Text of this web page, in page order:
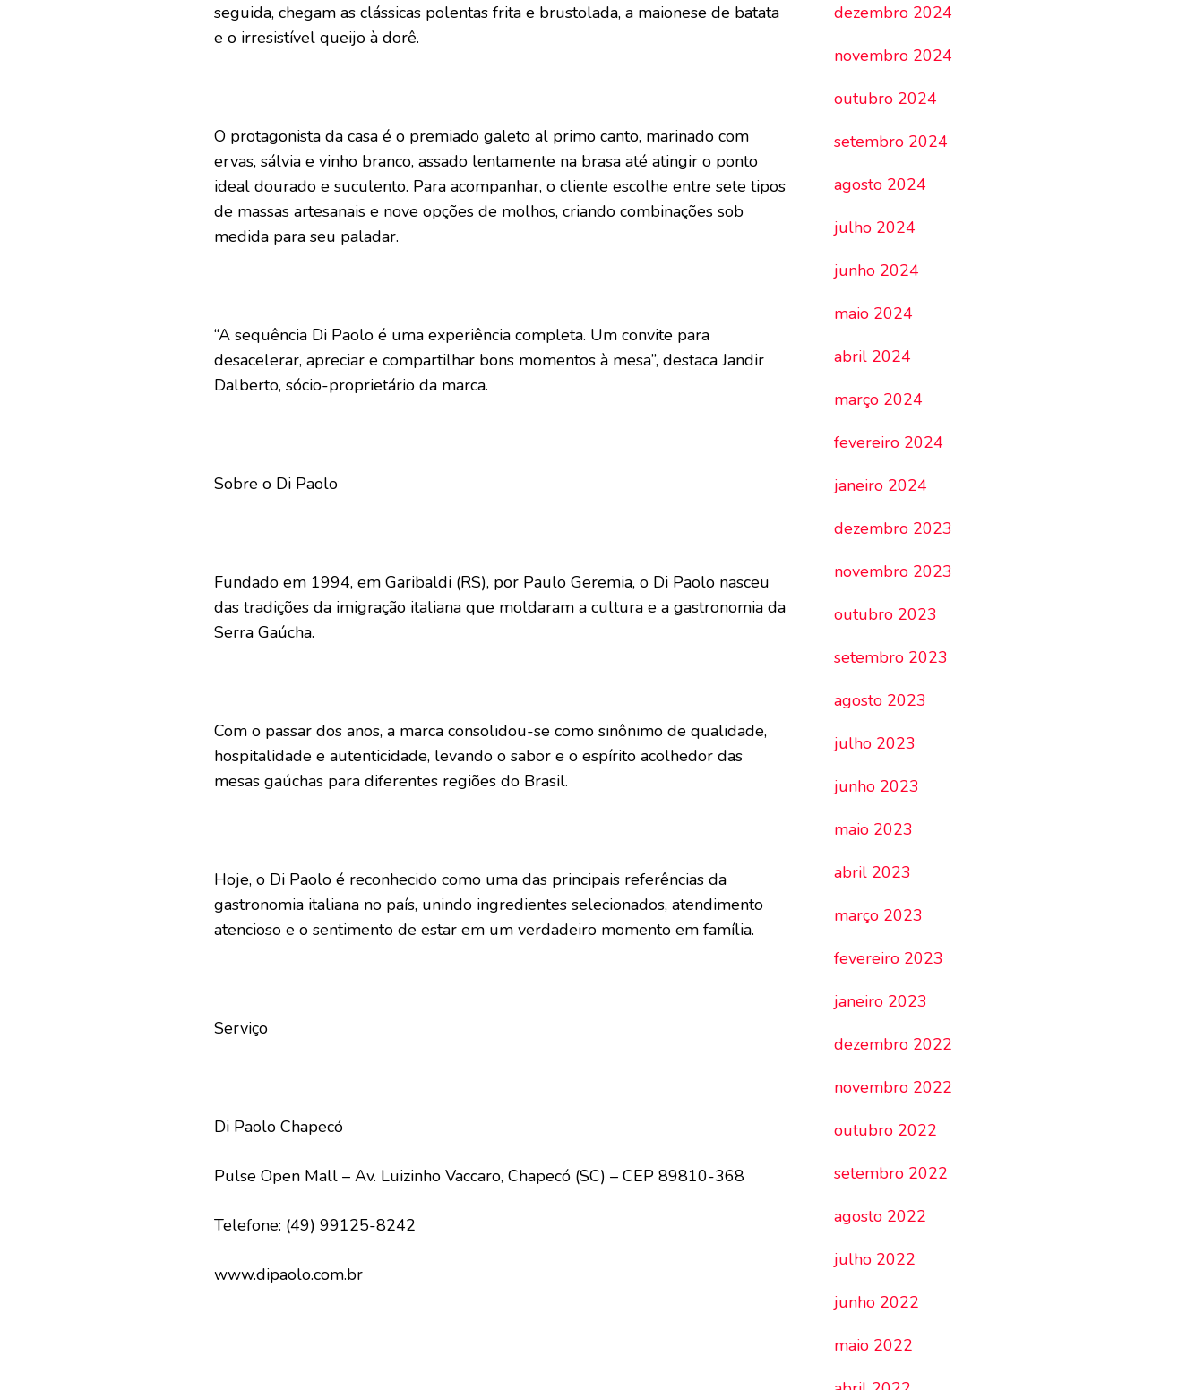
seguida, chegam as clássicas polentas frita e brustolada, a maionese de batata
e o irresistível queijo à dorê.
O protagonista da casa é o premiado galeto al primo canto, marinado com
ervas, sálvia e vinho branco, assado lentamente na brasa até atingir o ponto
ideal dourado e suculento. Para acompanhar, o cliente escolhe entre sete tipos
de massas artesanais e nove opções de molhos, criando combinações sob
medida para seu paladar.
“A sequência Di Paolo é uma experiência completa. Um convite para
desacelerar, apreciar e compartilhar bons momentos à mesa”, destaca Jandir
Dalberto, sócio-proprietário da marca.
Sobre o Di Paolo
Fundado em 1994, em Garibaldi (RS), por Paulo Geremia, o Di Paolo nasceu
das tradições da imigração italiana que moldaram a cultura e a gastronomia da
Serra Gaúcha.
Com o passar dos anos, a marca consolidou-se como sinônimo de qualidade,
hospitalidade e autenticidade, levando o sabor e o espírito acolhedor das
mesas gaúchas para diferentes regiões do Brasil.
Hoje, o Di Paolo é reconhecido como uma das principais referências da
gastronomia italiana no país, unindo ingredientes selecionados, atendimento
atencioso e o sentimento de estar em um verdadeiro momento em família.
Serviço
Di Paolo Chapecó
Pulse Open Mall – Av. Luizinho Vaccaro, Chapecó (SC) – CEP 89810-368
Telefone: (49) 99125-8242
www.dipaolo.com.br
dezembro 2024
novembro 2024
outubro 2024
setembro 2024
agosto 2024
julho 2024
junho 2024
maio 2024
abril 2024
março 2024
fevereiro 2024
janeiro 2024
dezembro 2023
novembro 2023
outubro 2023
setembro 2023
agosto 2023
julho 2023
junho 2023
maio 2023
abril 2023
março 2023
fevereiro 2023
janeiro 2023
dezembro 2022
novembro 2022
outubro 2022
setembro 2022
agosto 2022
julho 2022
junho 2022
maio 2022